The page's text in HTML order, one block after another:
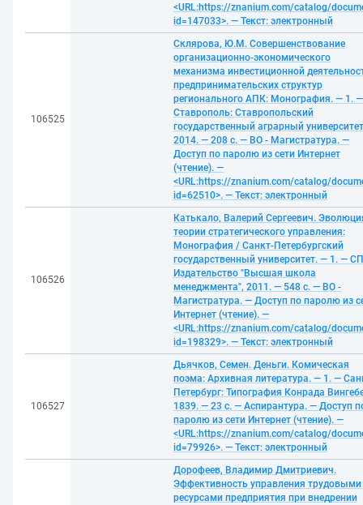
<URL:https://znanium.com/catalog/
id=147033>. — Текст: электронный
106525
Склярова, Ю.М. Совершенствование
организационно-экономического
механизма инвестиционной
предпринимательских структур
регионального АПК: Монография. — 1. —
Ставрополь: Ставропольский
государственный аграрный
2014. — 208 с. — ВО - Магистратура. —
Доступ по паролю из сети Интернет
(чтение). —
<URL:https://znanium.com/catalog/
id=62510>. — Текст: электронный
106526
Катькало, Валерий Сергеевич.
теории стратегического управления:
Монография / Санкт-Петербургский
государственный университет. — 1. —
Издательство "Высшая школа
менеджмента", 2011. — 548 с. — ВО -
Магистратура. — Доступ по паролю из
Интернет (чтение). —
<URL:https://znanium.com/catalog/
id=198329>. — Текст: электронный
106527
Дьячков, Семен. Деньги. Комическая
поэма: Архивная литература. — 1. —
Петербург: Типография Конрада
1839. — 23 с. — Аспирантура. — Доступ
паролю из сети Интернет (чтение). —
<URL:https://znanium.com/catalog/
id=79926>. — Текст: электронный
Дорофеев, Владимир Дмитриевич.
Эффективность управления трудовыми
ресурсами предприятия при внедрении